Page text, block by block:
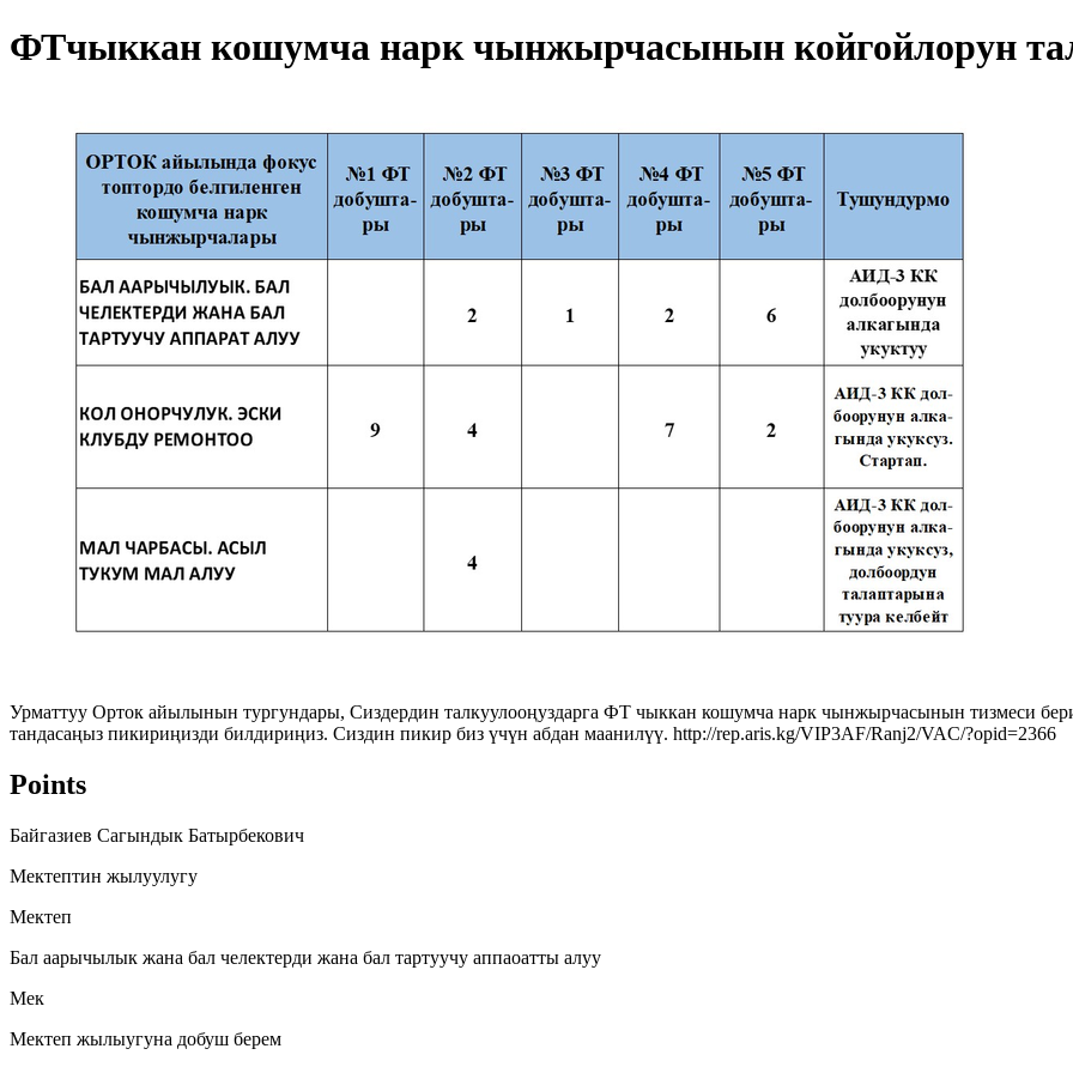
ФТчыккан кошумча нарк чынжырчасынын койгойлорун
Урматтуу Орток айылынын тургундары, Сиздердин талкуулооңуздарга ФТ чыккан кошумча нарк чынжырчасынын тизмеси
тандасаңыз пикириңизди билдириңиз. Сиздин пикир биз үчүн абдан маанилүү. http://rep.aris.kg/VIP3AF/Ranj2/VAC/?opid=2366
Points
Байгазиев Сагындык Батырбекович
Мектептин жылуулугу
Мектеп
Бал аарычылык жана бал челектерди жана бал тартуучу аппаоатты алуу
Мек
Мектеп жылыугуна добуш берем